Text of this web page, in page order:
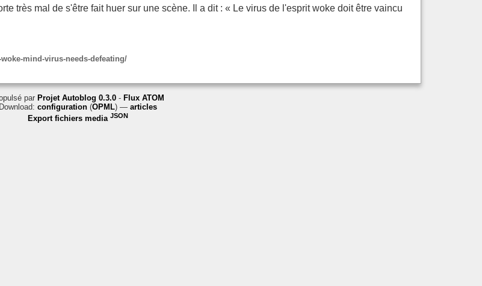
très mal de s'être fait huer sur une scène. Il a dit : « Le virus de l'esprit woke doit être vaincu
mind-virus-needs-defeating/
par Projet Autoblog 0.3.0 - Flux ATOM
Download: configuration(OPML) — articles
Export fichiers media JSON